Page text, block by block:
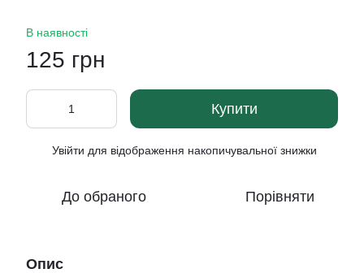
В наявності
125 грн
Купити
Увійти для відображення накопичувальної знижки
До обраного Порівняти
Опис